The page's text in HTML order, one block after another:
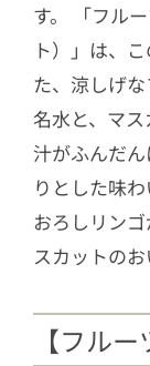
す。 「フル
ト）」は、
た、涼しげ
名水と、マ
汁がふんだ
りとした味
おろしリン
スカットのお
【フル